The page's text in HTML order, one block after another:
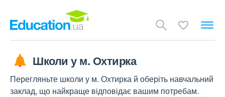
Школи у м. Охтирка
Перегляньте школи у м. Охтирка й оберіть навчальний
заклад, що найкраще відповідає вашим потребам.